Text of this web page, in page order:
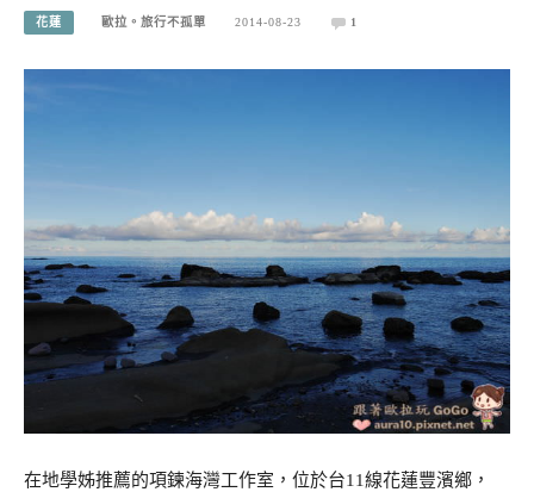
花蓮 歐拉。旅行不孤單 2014-08-23 1
在地學姊推薦的項鍊海灣工作室，位於台11線花蓮豐濱鄉，